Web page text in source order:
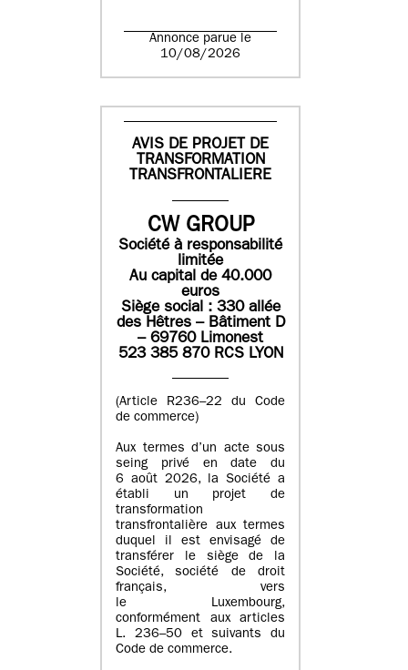
Annonce parue le
10/08/2026
AVIS DE PROJET DE
TRANSFORMATION
TRANSFRONTALIERE
CW GROUP
Société à responsabilité
limitée
Au capital de 40.000
euros
Siège social : 330 allée
des Hêtres – Bâtiment D
– 69760 Limonest
523 385 870 RCS LYON
(Article R236–22 du Code
de commerce)
Aux termes d’un acte sous
seing privé en date du
6 août 2026, la Société a
établi un projet de
transformation
transfrontalière aux termes
duquel il est envisagé de
transférer le siège de la
Société, société de droit
français, vers
le Luxembourg,
conformément aux articles
L. 236–50 et suivants du
Code de commerce.